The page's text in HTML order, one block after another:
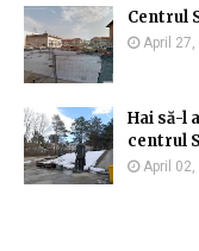
Centrul
April 27,
Hai să-l
centrul
April 02,